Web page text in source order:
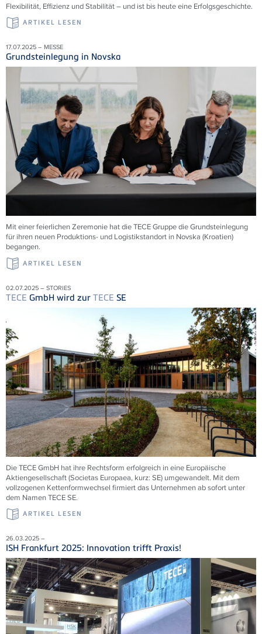
Flexibilität, Effizienz und Stabilität – und ist bis heute eine Erfolgsgeschichte.
ARTIKEL LESEN
17.07.2025 – MESSE
Grundsteinlegung in Novska
Mit einer feierlichen Zeremonie hat dieTECEGruppe die Grundsteinlegung
für ihren neuen Produktions- und Logistikstandort in Novska (Kroatien)
begangen.
ARTIKEL LESEN
02.07.2025 – STORIES
TECE GmbH wird zur TECE SE
DieTECEGmbH hat ihre Rechtsform erfolgreich in eine Europäische
Aktiengesellschaft (Societas Europaea, kurz: SE) umgewandelt. Mit dem
vollzogenen Kettenformwechsel firmiert das Unternehmen ab sofort unter
dem NamenTECESE.
ARTIKEL LESEN
26.03.2025 –
ISH Frankfurt 2025: Innovation trifft Praxis!